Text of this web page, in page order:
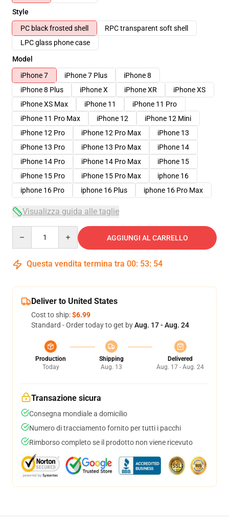
Style
PC black frosted shell
RPC transparent soft shell
LPC glass phone case
Model
iPhone 7
iPhone 7 Plus
iPhone 8
iPhone 8 Plus
iPhone X iPhone XR
iPhone XS
iPhone XS Max
iPhone 11
iPhone 11 Pro
iPhone 11 Pro Max
iPhone 12
iPhone 12 Mini
iPhone 12 Pro
iPhone 12 Pro Max
iPhone 13
iPhone 13 Pro
iPhone 13 Pro Max
iPhone 14
iPhone 14 Pro
iPhone 14 Pro Max
iPhone 15
iPhone 15 Pro
iPhone 15 Pro Max
iphone 16
iphone 16 Pro
iphone 16 Plus iphone 16 Pro Max
Visualizza guida alle taglie
AGGIUNGI AL CARRELLO
Questa vendita termina tra 00: 53: 54
Deliver to United States
Cost to ship:$6.99
Standard - Order today to get byAug. 17 - Aug. 24
Production
Today
Shipping
Aug. 13
Delivered
Aug. 17 - Aug. 24
Transazione sicura
Consegna mondiale a domicilio
Numero di tracciamento fornito per tutti i pacchi
Rimborso completo se il prodotto non viene ricevuto